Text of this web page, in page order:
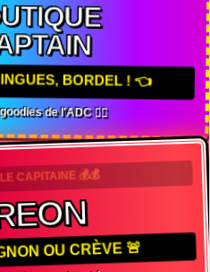
BORDEL ! 👈
de l'ADC 🏴‍☠️
CAPITAINE 💰💰
OU CRÈVE 🚨